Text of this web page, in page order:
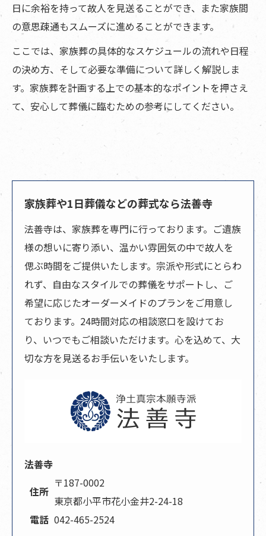
日に余裕を持って故人を見送ることができ、また家族間
の意思疎通もスムーズに進めることができます。
ここでは、家族葬の具体的なスケジュールの流れや日程
の決め方、そして必要な準備について詳しく解説しま
す。家族葬を計画する上での基本的なポイントを押さえ
て、安心して葬儀に臨むための参考にしてください。
家族葬や1日葬儀などの葬式なら法善寺
法善寺は、家族葬を専門に行っております。ご遺族
様の想いに寄り添い、温かい雰囲気の中で故人を
偲ぶ時間をご提供いたします。宗派や形式にとらわ
れず、自由なスタイルでの葬儀をサポートし、ご
希望に応じたオーダーメイドのプランをご用意し
ております。24時間対応の相談窓口を設けてお
り、いつでもご相談いただけます。心を込めて、大
切な方を見送るお手伝いをいたします。
法善寺
住所
〒187-0002
東京都小平市花小金井2-24-18
電話 042-465-2524